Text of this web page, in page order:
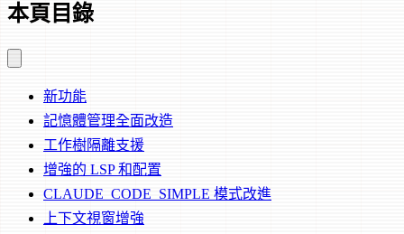
本頁目錄
新功能
記憶體管理全面改造
工作樹隔離支援
增強的 LSP 和配置
CLAUDE_CODE_SIMPLE 模式改進
上下文視窗增強